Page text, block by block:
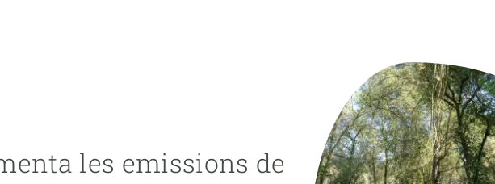
les emissions de
ecosistemes Política i gestió Demana la teva beca ERC
PARTICIPA
Ciència i art
Fes ciència amb nosaltres
Materials educatius
COL·LABORA